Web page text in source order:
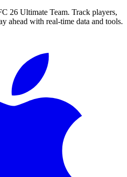
26 Ultimate Team. Track players,
ahead with real-time data and tools.